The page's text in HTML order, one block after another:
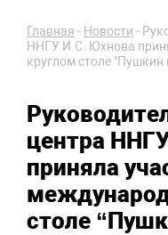
Главная - Новости -
ННГУ И.С. Юхнова
круглом столе "Пушкин
центра
приняла
столе